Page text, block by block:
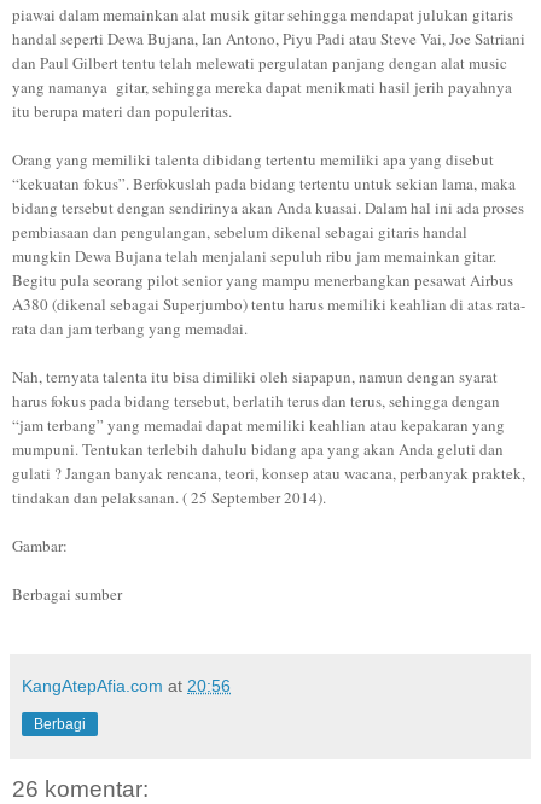
piawai dalam memainkan alat musik gitar sehingga mendapat julukan gitaris
handal seperti Dewa Bujana, Ian Antono, Piyu Padi atau Steve Vai, Joe Satriani
dan Paul Gilbert tentu telah melewati pergulatan panjang dengan alat music
yang namanya gitar, sehingga mereka dapat menikmati hasil jerih payahnya
itu berupa materi dan populeritas.
Orang yang memiliki talenta dibidang tertentu memiliki apa yang disebut
“kekuatan fokus”. Berfokuslah pada bidang tertentu untuk sekian lama, maka
bidang tersebut dengan sendirinya akan Anda kuasai. Dalam hal ini ada proses
pembiasaan dan pengulangan, sebelum dikenal sebagai gitaris handal
mungkin Dewa Bujana telah menjalani sepuluh ribu jam memainkan gitar.
Begitu pula seorang pilot senior yang mampu menerbangkan pesawat Airbus
A380 (dikenal sebagai Superjumbo) tentu harus memiliki keahlian di atas rata-
rata dan jam terbang yang memadai.
Nah, ternyata talenta itu bisa dimiliki oleh siapapun, namun dengan syarat
harus fokus pada bidang tersebut, berlatih terus dan terus, sehingga dengan
“jam terbang” yang memadai dapat memiliki keahlian atau kepakaran yang
mumpuni. Tentukan terlebih dahulu bidang apa yang akan Anda geluti dan
gulati ? Jangan banyak rencana, teori, konsep atau wacana, perbanyak praktek,
tindakan dan pelaksanan. ( 25 September 2014).
Gambar:
Berbagai sumber
KangAtepAfia.com at 20:56
Berbagi
26 komentar: